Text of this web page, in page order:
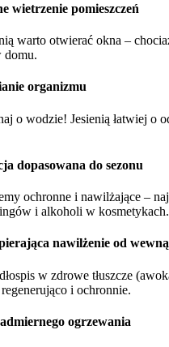
wietrzenie pomieszczeń
warto otwierać okna –
domu.
organizmu
o wodzie! Jesienią łatwiej o
dopasowana do sezonu
ochronne i nawilżające –
i alkoholi w kosmetykach.
nawilżenie od
w zdrowe tłuszcze
i ochronnie.
ogrzewania